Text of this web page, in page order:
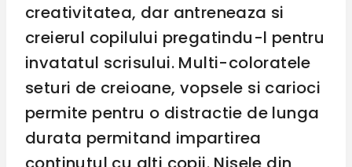
creativitatea, dar antreneaza si
creierul copilului pregatindu-l pentru
invatatul scrisului. Multi-coloratele
seturi de creioane, vopsele si carioci
permite pentru o distractie de lunga
durata permitand impartirea